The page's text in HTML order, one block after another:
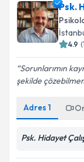
takvim
E-posta
Psk.
4.9 (
Sorunlarımın
şekilde
Adres 1
Psk. Hidayet